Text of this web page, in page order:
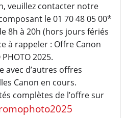
veuillez contacter notre
le 01 70 48 05 00*
8h à 20h (hors jours fériés
à rappeler : Offre Canon
PHOTO 2025.
avec d’autres offres
Canon en cours.
complètes de l’offre sur